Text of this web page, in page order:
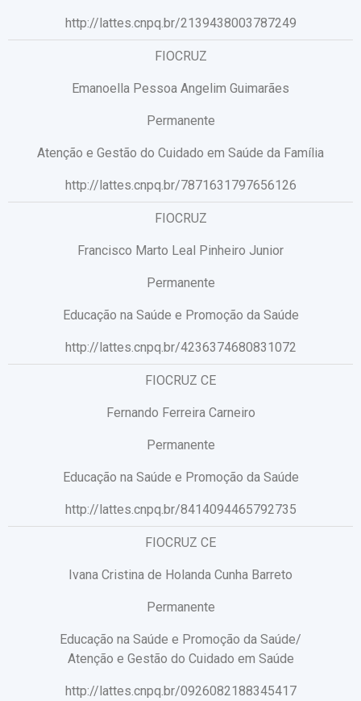
http://lattes.cnpq.br/2139438003787249
FIOCRUZ
Emanoella Pessoa Angelim Guimarães
Permanente
Atenção e Gestão do Cuidado em Saúde da Família
http://lattes.cnpq.br/7871631797656126
FIOCRUZ
Francisco Marto Leal Pinheiro Junior
Permanente
Educação na Saúde e Promoção da Saúde
http://lattes.cnpq.br/4236374680831072
FIOCRUZ CE
Fernando Ferreira Carneiro
Permanente
Educação na Saúde e Promoção da Saúde
http://lattes.cnpq.br/8414094465792735
FIOCRUZ CE
Ivana Cristina de Holanda Cunha Barreto
Permanente
Educação na Saúde e Promoção da Saúde/
Atenção e Gestão do Cuidado em Saúde
http://lattes.cnpq.br/0926082188345417